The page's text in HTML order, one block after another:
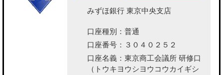
みずほ銀行 東京中央支店
口座種別：普通
口座番号：３０４０２５２
口座名義：東京商工会議所 研修口
（トウキヨウシヨウコウカイギシ